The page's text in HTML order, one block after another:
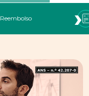
Reembolso ›